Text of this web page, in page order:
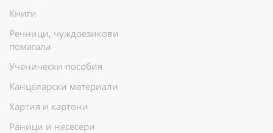
Книги
Речници, чуждоезикови
помагала
Ученически пособия
Канцеларски материали
Хартия и картони
Раници и несесери